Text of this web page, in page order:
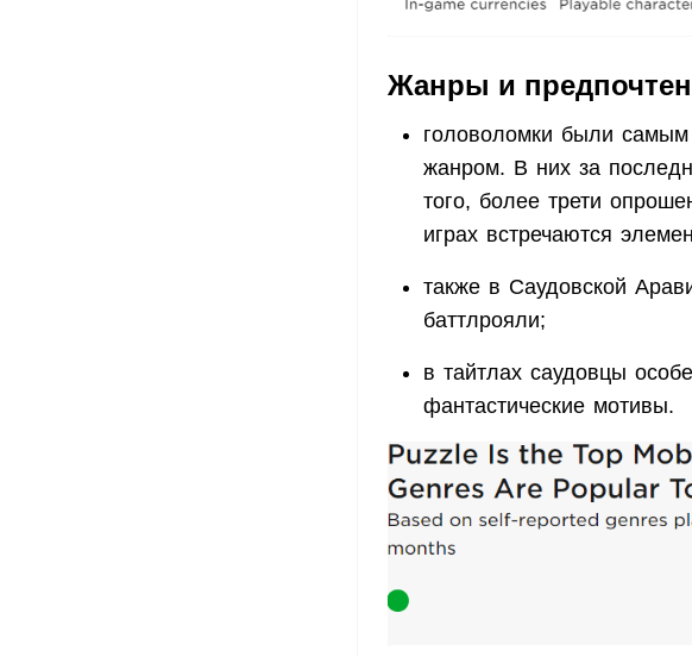
Жанры и
головоломки были
жанром. В них за
того, более трети
играх встречаются
также в Саудовской
баттлрояли;
в тайтлах саудовцы
фантастические мотивы.